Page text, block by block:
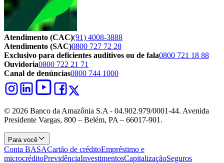
Atendimento (CAC)(91) 4008-3888
Atendimento (SAC)0800 727 72 28
Exclusivo para deficientes auditivos ou de fala0800 721 18 88
Ouvidoria0800 722 21 71
Canal de denúncias0800 744 1000
© 2026 Banco da Amazônia S.A - 04.902.979/0001‐44. Avenida
Presidente Vargas, 800 – Belém, PA – 66017-901.
Para você
Conta BASACartão de créditoEmpréstimo e
microcréditoPrevidênciaInvestimentosCapitalizaçãoSeguros